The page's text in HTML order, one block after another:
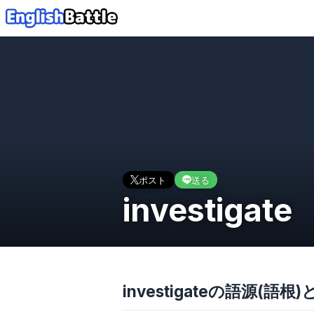
ポスト 送る
investigate
investigateの語源(語根)